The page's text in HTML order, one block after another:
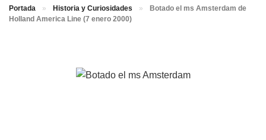
Portada » Historia y Curiosidades »
Botado el ms Amsterdam de
Holland America Line (7 enero 2000)